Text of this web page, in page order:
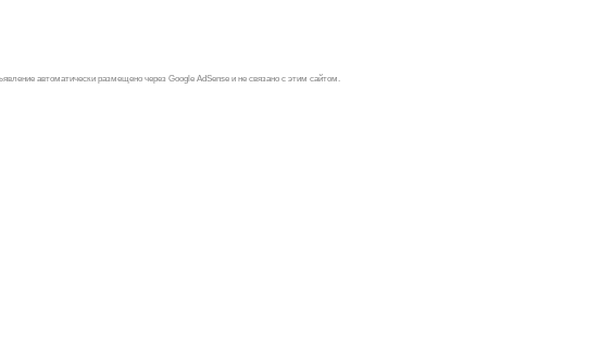
автоматически размещено через Google AdSense и не связано с этим сайтом.